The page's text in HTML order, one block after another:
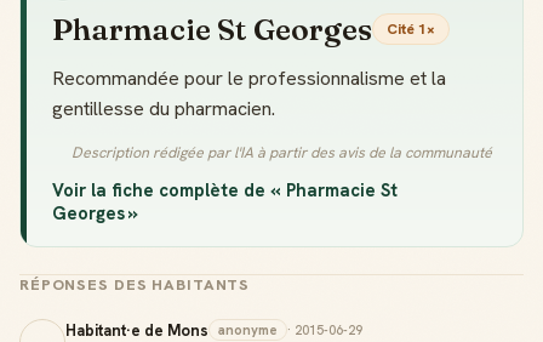
Pharmacie St Georges Cité 1×
Recommandée pour le professionnalisme et la
gentillesse du pharmacien.
Description rédigée par l'IA à partir des avis de la communauté
Voir la fiche complète de « Pharmacie St
Georges »
RÉPONSES DES HABITANTS
Habitant·e de Mons anonyme · 2015-06-29